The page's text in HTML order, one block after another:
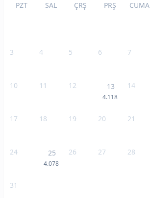
PZT SAL ÇRŞ PRŞ CUMA
3 4 5 6 7
10 11 12 13
4.118
14
17 18 19 20 21
24 25
4.078
26 27 28
31